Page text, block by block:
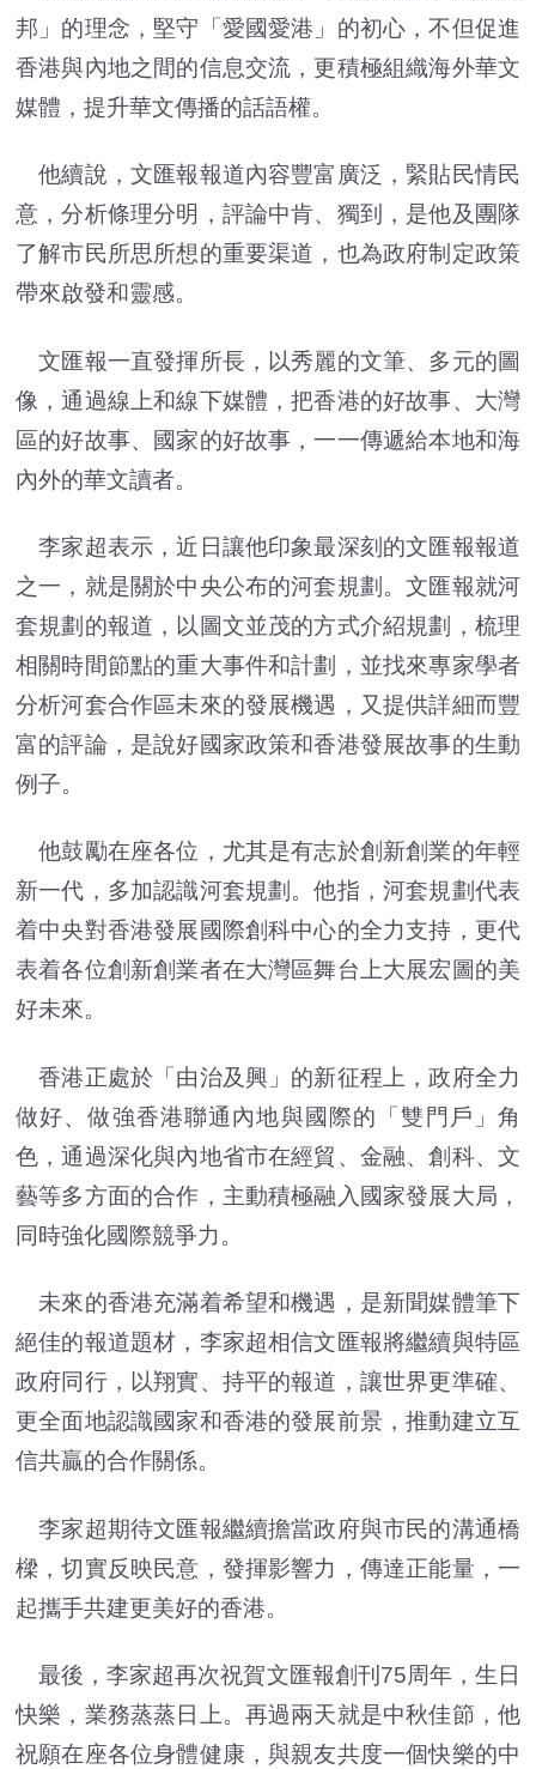
邦」的理念，堅守「愛國愛港」的初心，不但促進
香港與內地之間的信息交流，更積極組織海外華文
媒體，提升華文傳播的話語權。
他續說，文匯報報道內容豐富廣泛，緊貼民情民
意，分析條理分明，評論中肯、獨到，是他及團隊
了解市民所思所想的重要渠道，也為政府制定政策
帶來啟發和靈感。
文匯報一直發揮所長，以秀麗的文筆、多元的圖
像，通過線上和線下媒體，把香港的好故事、大灣
區的好故事、國家的好故事，一一傳遞給本地和海
內外的華文讀者。
李家超表示，近日讓他印象最深刻的文匯報報道
之一，就是關於中央公布的河套規劃。文匯報就河
套規劃的報道，以圖文並茂的方式介紹規劃，梳理
相關時間節點的重大事件和計劃，並找來專家學者
分析河套合作區未來的發展機遇，又提供詳細而豐
富的評論，是說好國家政策和香港發展故事的生動
例子。
他鼓勵在座各位，尤其是有志於創新創業的年輕
新一代，多加認識河套規劃。他指，河套規劃代表
着中央對香港發展國際創科中心的全力支持，更代
表着各位創新創業者在大灣區舞台上大展宏圖的美
好未來。
香港正處於「由治及興」的新征程上，政府全力
做好、做強香港聯通內地與國際的「雙門戶」角
色，通過深化與內地省市在經貿、金融、創科、文
藝等多方面的合作，主動積極融入國家發展大局，
同時強化國際競爭力。
未來的香港充滿着希望和機遇，是新聞媒體筆下
絕佳的報道題材，李家超相信文匯報將繼續與特區
政府同行，以翔實、持平的報道，讓世界更準確、
更全面地認識國家和香港的發展前景，推動建立互
信共贏的合作關係。
李家超期待文匯報繼續擔當政府與市民的溝通橋
樑，切實反映民意，發揮影響力，傳達正能量，一
起攜手共建更美好的香港。
最後，李家超再次祝賀文匯報創刊75周年，生日
快樂，業務蒸蒸日上。再過兩天就是中秋佳節，他
祝願在座各位身體健康，與親友共度一個快樂的中